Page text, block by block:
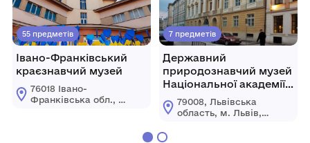
55 предметів
Івано-Франківський
краєзнавчий музей
76018 Івано-
Франківська обл., м.
7 предметів
Державний
природознавчий музей
Національної академії
наук України
79008, Львівська
область, м. Львів,